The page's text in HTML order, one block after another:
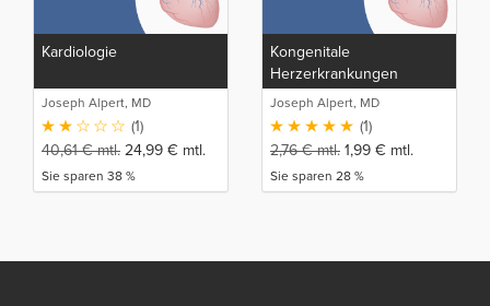
Kardiologie
Joseph Alpert, MD
(1)
40,61€mtl. 24,99 € mtl.
Sie sparen 38 %
Kongenitale
Herzerkrankungen
Joseph Alpert, MD
(1)
2,76€mtl. 1,99 € mtl.
Sie sparen 28 %